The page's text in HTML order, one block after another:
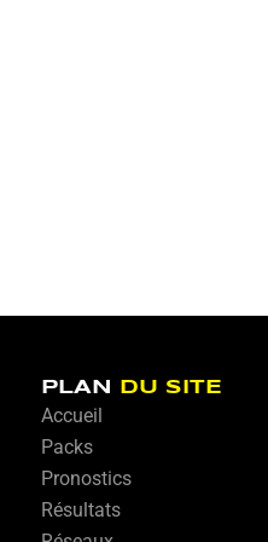
PLAN DU SITE
Accueil
Packs
Pronostics
Résultats